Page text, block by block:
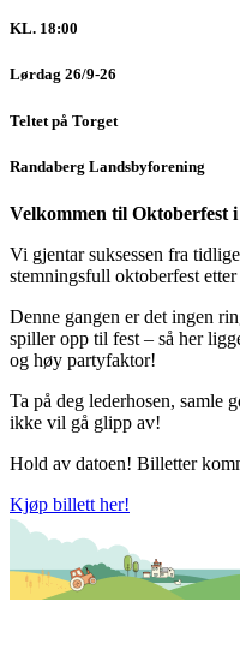
KL. 18:00
Lørdag 26/9-26
Teltet på Torget
Randaberg Landsbyforening
Velkommen til Oktoberfest
Vi gjentar suksessen fra
stemningsfull oktoberfest
Denne gangen er det ingen
spiller opp til fest – så her
og høy partyfaktor!
Ta på deg lederhosen, samle
ikke vil gå glipp av!
Hold av datoen! Billetter
Kjøp billett her!